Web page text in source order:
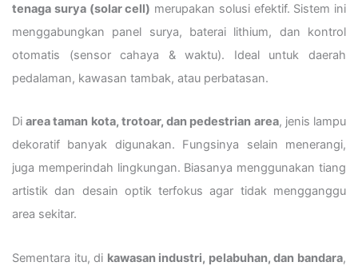
tenaga surya (solar cell) merupakan solusi efektif. Sistem ini
menggabungkan panel surya, baterai lithium, dan kontrol
otomatis (sensor cahaya & waktu). Ideal untuk daerah
pedalaman, kawasan tambak, atau perbatasan.
Diarea taman kota, trotoar, dan pedestrian area, jenis lampu
dekoratif banyak digunakan. Fungsinya selain menerangi,
juga memperindah lingkungan. Biasanya menggunakan tiang
artistik dan desain optik terfokus agar tidak mengganggu
area sekitar.
Sementara itu, di kawasan industri, pelabuhan, dan bandara,